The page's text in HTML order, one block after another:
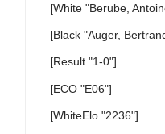
[White "Berube,
[Black "Auger,
[Result "1-0"]
[ECO "E06"]
[WhiteElo "2236"]